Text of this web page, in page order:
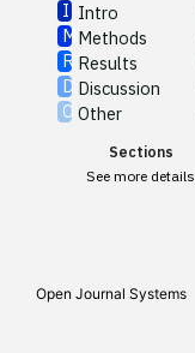
Intro
Methods
Results
Discussion
Other
Sections
See more details
Open Journal Systems